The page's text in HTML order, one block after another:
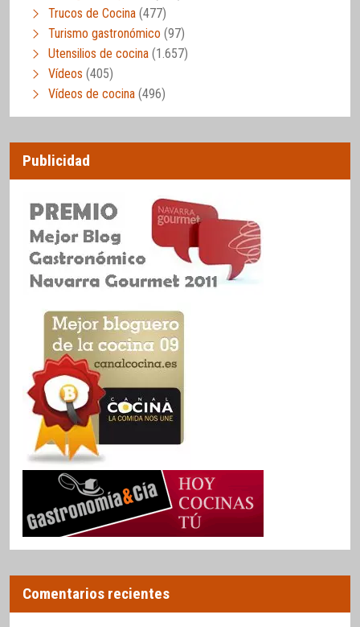
Trucos de Cocina (477)
Turismo gastronómico (97)
Utensilios de cocina (1.657)
Vídeos (405)
Vídeos de cocina (496)
Publicidad
Comentarios recientes